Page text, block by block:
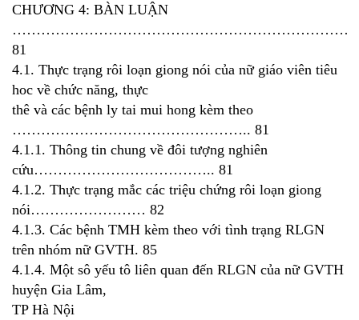
CHƯƠNG 4: BÀN LUẬN
81
4.1. Thực trạng rôi loạn giong nói của nữ giáo viên tiêu
hoc về chức năng, thực
thê và các bệnh ly tai mui hong kèm theo
………………………………………….. 81
4.1.1. Thông tin chung về đôi tượng nghiên
cứu……………………………….. 81
4.1.2. Thực trạng mắc các triệu chứng rôi loạn giong
nói…………………… 82
4.1.3. Các bệnh TMH kèm theo với tình trạng RLGN
trên nhóm nữ GVTH. 85
4.1.4. Một sô yếu tô liên quan đến RLGN của nữ GVTH
huyện Gia Lâm,
TP Hà Nội